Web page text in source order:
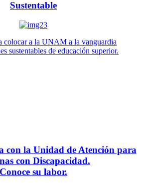
Sustentable
colocar a la UNAM a la vanguardia
sustentables de educación superior.
con la Unidad de Atención para
con Discapacidad.
Conoce su labor.